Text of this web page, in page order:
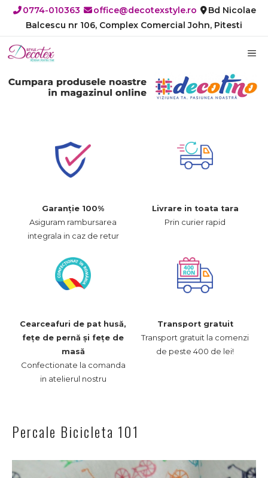
0774-010363 office@decotexstyle.ro
Bd Nicolae
Balcescu nr 106, Complex Comercial John, Pitesti
Garanție 100%
Asiguram rambursarea
integrala in caz de retur
Livrare in toata tara
Prin curier rapid
Cearceafuri de pat husă,
fețe de pernă și fețe de
masă
Confectionate la comanda
in atelierul nostru
Transport gratuit
Transport gratuit la comenzi
de peste 400 de lei!
Percale Bicicleta 101